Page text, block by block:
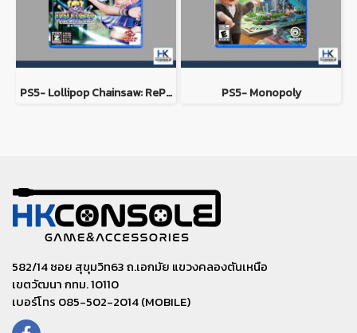
PS5- Lollipop Chainsaw: RePOP PS5- Monopoly
582/14 ซอย สุขุมวิท63 ถ.เอกมัย แขวงคลองตันเหนือ
เขตวัฒนา กทม. 10110
เบอร์โทร 085-502-2014 (MOBILE)